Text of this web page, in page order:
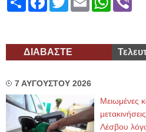
ΔΙΑΒΑΣΤΕ
7 ΑΥΓΟΥΣΤΟΥ 2026
Μειωμένες
Λέσβου